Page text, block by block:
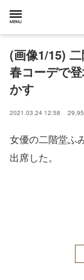
(画像1/15)
春コーデで
かす
2021.03.24 12:58
女優の二階堂ふ
出席した。